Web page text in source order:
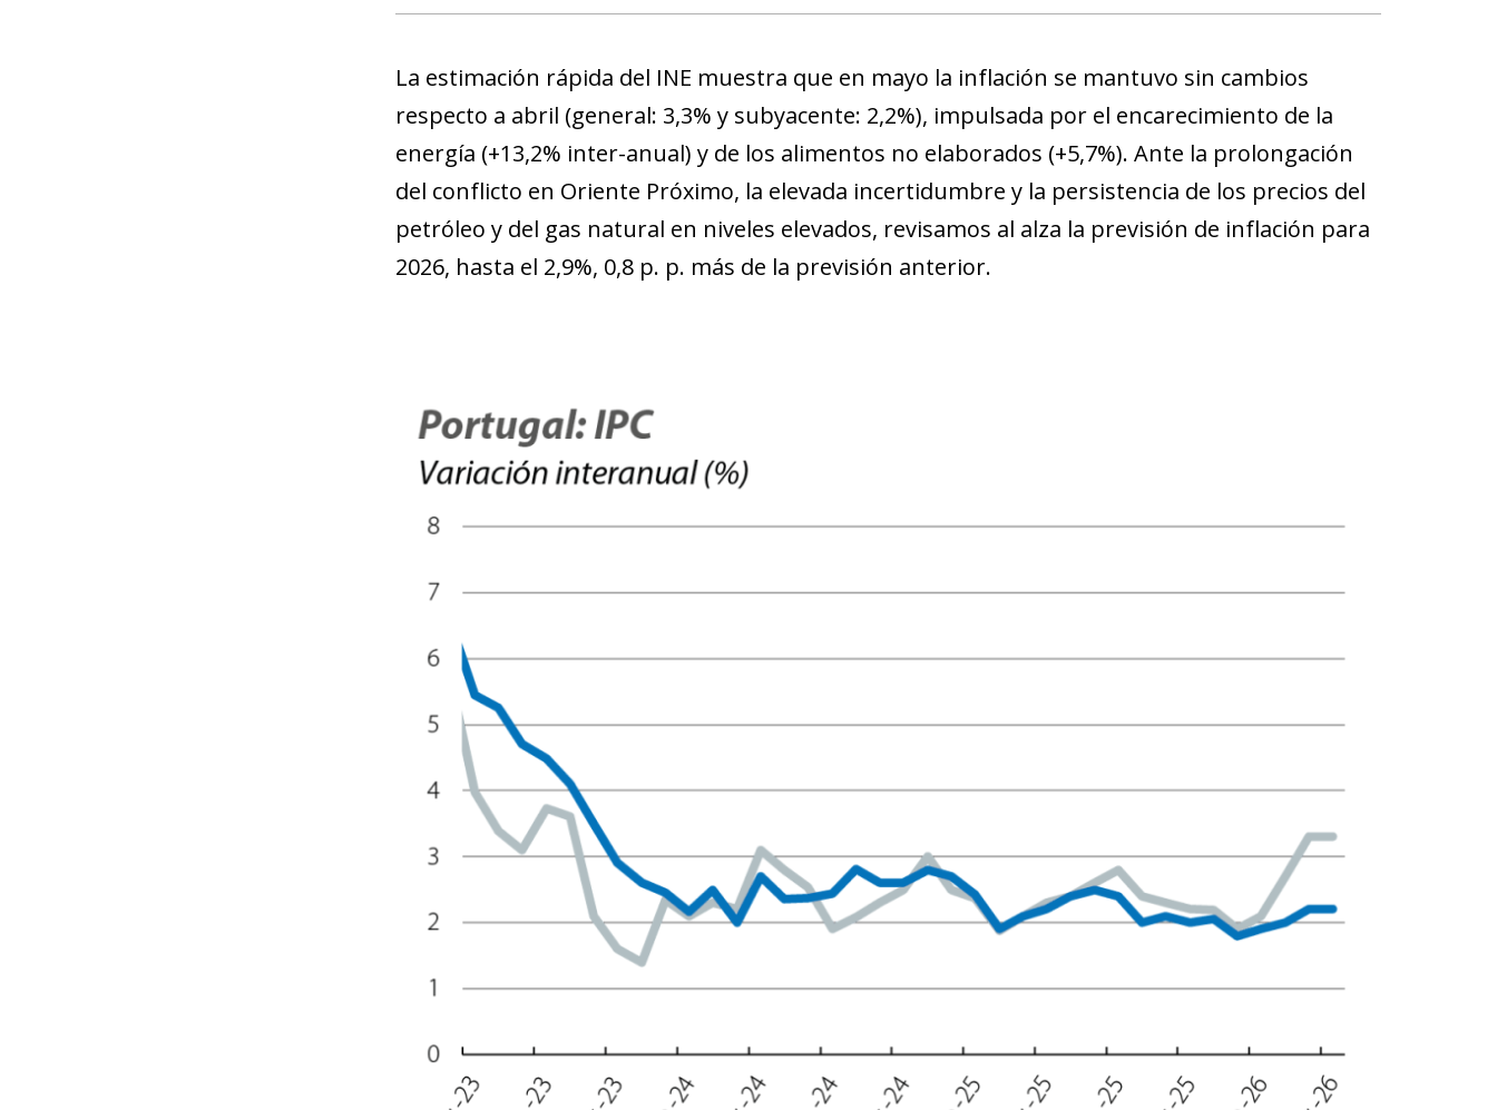
La estimación rápida del INE muestra que en mayo la inflación se mantuvo sin cambios
respecto a abril (general: 3,3% y subyacente: 2,2%), impulsada por el encarecimiento de la
energía (+13,2% inter-anual) y de los alimentos no elaborados (+5,7%). Ante la prolongación
del conflicto en Oriente Próximo, la elevada incertidumbre y la persistencia de los precios del
petróleo y del gas natural en niveles elevados, revisamos al alza la previsión de inflación para
2026, hasta el 2,9%, 0,8 p. p. más de la previsión anterior.